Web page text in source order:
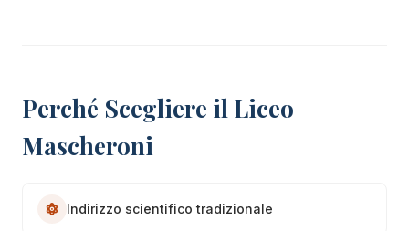
Perché Scegliere il Liceo
Mascheroni
Indirizzo scientifico tradizionale